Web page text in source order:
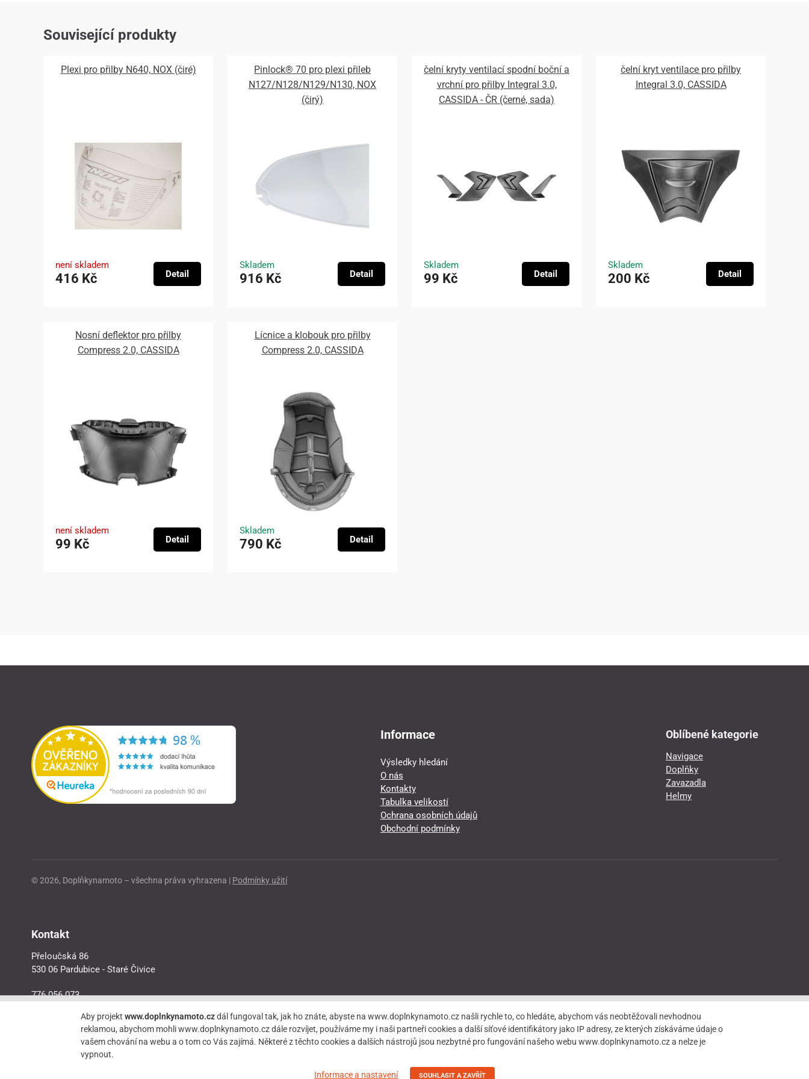
Související produkty
Plexi pro přilby N640, NOX (čiré)
není skladem
416 Kč Detail
Pinlock® 70 pro plexi přileb
N127/N128/N129/N130, NOX
(čirý)
Skladem
916 Kč Detail
čelní kryty ventilací spodní boční a
vrchní pro přilby Integral 3.0,
CASSIDA - ČR (černé, sada)
Skladem
99 Kč Detail
čelní kryt ventilace pro přilby
Integral 3.0, CASSIDA
Skladem
200 Kč Detail
Nosní deflektor pro přilby
Compress 2.0, CASSIDA
není skladem
99 Kč Detail
Lícnice a klobouk pro přilby
Compress 2.0, CASSIDA
Skladem
790 Kč Detail
Informace
Výsledky hledání
O nás
Kontakty
Tabulka velikostí
Ochrana osobních údajů
Obchodní podmínky
Oblíbené kategorie
Navigace
Doplňky
Zavazadla
Helmy
© 2026, Doplňkynamoto – všechna práva vyhrazena | Podmínky užití
Kontakt
Přeloučská 86
530 06 Pardubice - Staré Čivice
776 056 073
Aby projektwww.doplnkynamoto.czdál fungoval tak, jak ho znáte, abyste na www.doplnkynamoto.cz našli rychle to, co hledáte, abychom vás neobtěžovali nevhodnou
reklamou, abychom mohli www.doplnkynamoto.cz dále rozvíjet, používáme my i naši partneři cookies a další síťové identifikátory jako IP adresy, ze kterých získáváme údaje o
vašem chování na webu a o tom co Vás zajímá. Některé z těchto cookies a dalších nástrojů jsou nezbytné pro fungování našeho webu www.doplnkynamoto.cz a nelze je
vypnout.
Informace a nastavení SOUHLASIT A ZAVŘÍT